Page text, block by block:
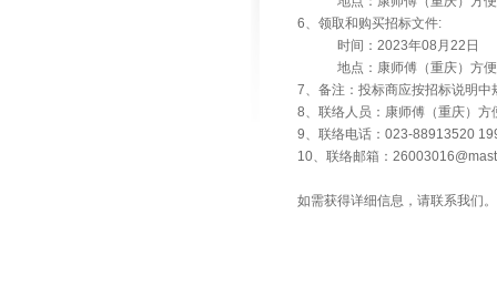
6、领取和购买招标文件:
时间：2023年08月22日
地点：康师傅（重庆）方便
7、备注：投标商应按招标说明
8、联络人员：康师傅（重庆）
9、联络电话：023-88913520
10、联络邮箱：
如需获得详细信息，请联系我们。